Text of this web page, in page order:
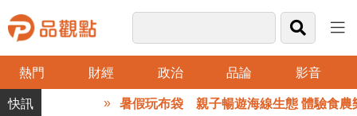
熱門 財經 政治 品論 影音
品
觀
暑假玩布袋 親子暢遊海線生態 體驗食農樂